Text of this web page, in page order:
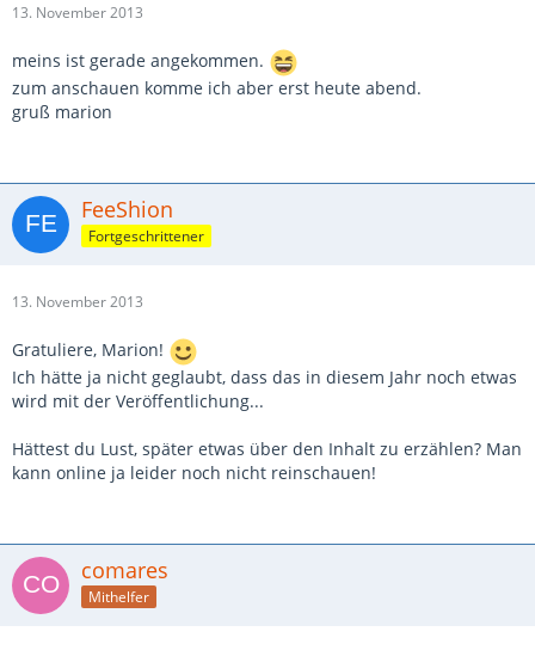
13. November 2013
meins ist gerade angekommen.
zum anschauen komme ich aber erst heute abend.
gruß marion
FeeShion
Fortgeschrittener
13. November 2013
Gratuliere, Marion!
Ich hätte ja nicht geglaubt, dass das in diesem Jahr noch etwas
wird mit der Veröffentlichung...
Hättest du Lust, später etwas über den Inhalt zu erzählen? Man
kann online ja leider noch nicht reinschauen!
comares
Mithelfer